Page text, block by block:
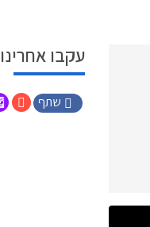
עקבו אחרינו
שתף